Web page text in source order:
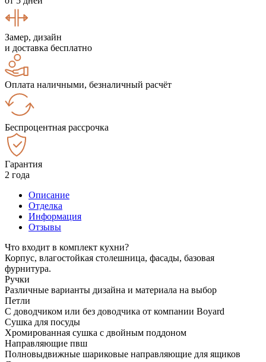
Замер, дизайн
и доставка бесплатно
Оплата наличными, безналичный расчёт
Беспроцентная рассрочка
Гарантия
2 года
Описание
Отделка
Информация
Отзывы
Что входит в комплект кухни?
Корпус, влагостойкая столешница, фасады, базовая
фурнитура.
Ручки
Различные варианты дизайна и материала на выбор
Петли
С доводчиком или без доводчика от компании Boyard
Сушка для посуды
Хромированная сушка с двойным поддоном
Направляющие пвш
Полновыдвижные шариковые направляющие для ящиков